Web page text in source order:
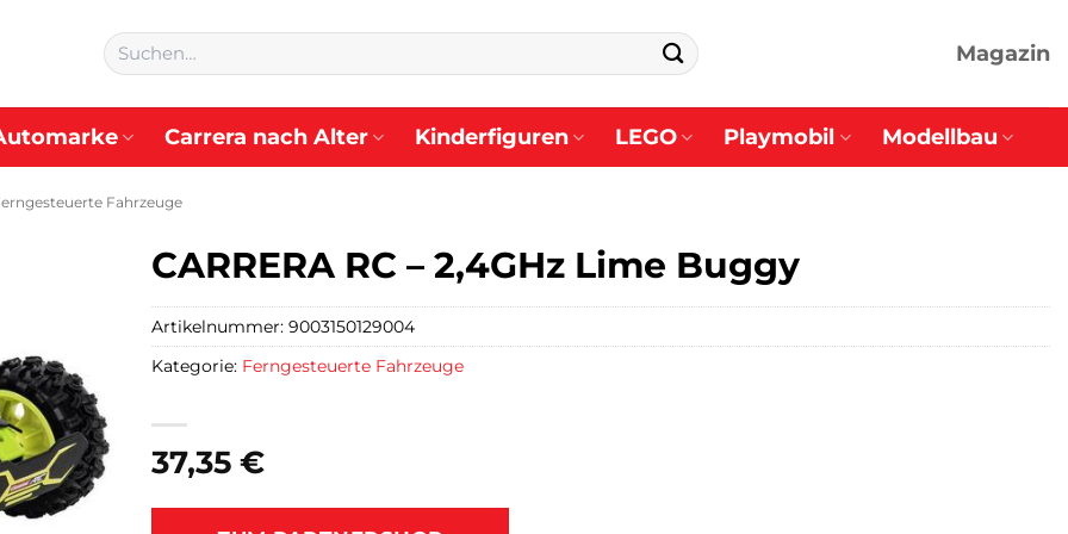
Suchen
nach:
Magazin
Carrera nach Alter Kinderfiguren LEGO Playmobil Modellbau
Fahrzeuge
CARRERA RC – 2,4GHz Lime Buggy
37,35 €
Artikelnummer: 9003150129004
Kategorie: Ferngesteuerte Fahrzeuge